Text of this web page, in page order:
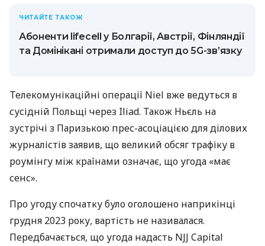
ЧИТАЙТЕ ТАКОЖ
Абоненти lifecell у Болгарії, Австрії, Фінляндії
та Домінікані отримали доступ до 5G-зв’язку
Телекомунікаційні операції Niel вже ведуться в
сусідній Польщі через Iliad. Також Ньєль на
зустрічі з Паризькою прес-асоціацією для ділових
журналістів заявив, що великий обсяг трафіку в
роумінгу між країнами означає, що угода «має
сенс».
Про угоду спочатку було оголошено наприкінці
грудня 2023 року, вартість не називалася.
Передбачається, що угода надасть NJJ Capital